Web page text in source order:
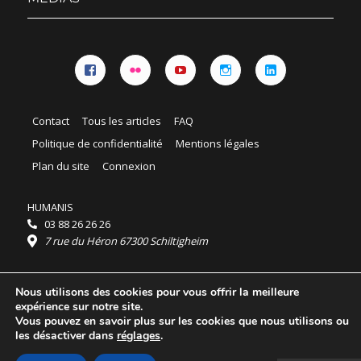
Contact Tous les articles
FAQ
Politique de confidentialité
Mentions légales
Plan du site
Connexion
HUMANIS
03 88 26 26 26
7 rue du Héron 67300 Schiltigheim
Horaires :
HUMANIS : du lundi au vendredi 9h - 18h
Ordidocaz : du lundi au vendredi 8h - 19h
© 2025 HUMANIS, tous droits réservés.
Licence Creative Commons Attribution 4.0
Nous utilisons des cookies pour vous offrir la meilleure
expérience sur notre site.
Vous pouvez en savoir plus sur les cookies que nous utilisons ou
les désactiver dans réglages.